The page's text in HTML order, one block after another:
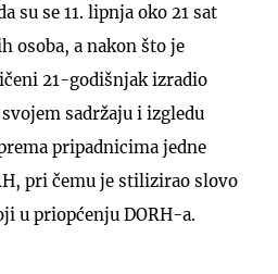
su se 11. lipnja oko 21 sat
osoba, a nakon što je
21-godišnjak izradio
sadržaju i izgledu
pripadnicima jedne
pri čemu je stilizirao slovo
u priopćenju DORH-a.